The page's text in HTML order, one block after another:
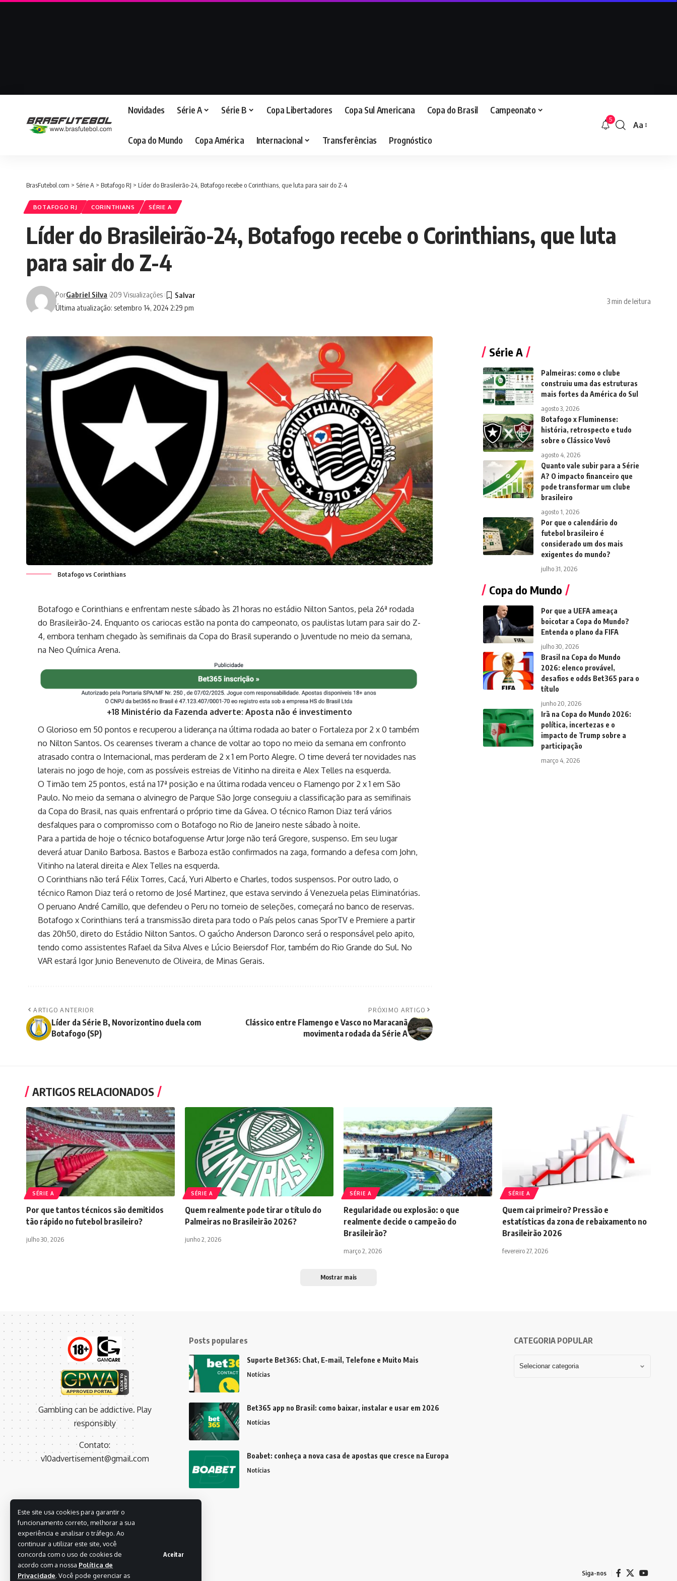
Este site usa cookies para garantir o
funcionamento correto, melhorar a sua
experiência e analisar o tráfego. Ao
continuar a utilizar este site, você
concorda com o uso de cookies de
acordo com a nossa Política de
Privacidade. Você pode gerenciar as
Aceitar
Novidades Série A Série B Copa Libertadores Copa Sul Americana Copa do Brasil Campeonato
Copa do Mundo Copa América Internacional Transferências Prognóstico
5
Aa
BrasFutebol.com > Série A > Botafogo RJ > Líder do Brasileirão-24, Botafogo recebe o Corinthians, que luta para sair do Z-4
BOTAFOGO RJ CORINTHIANS SÉRIE A
Líder do Brasileirão-24, Botafogo recebe o Corinthians, que luta
para sair do Z-4
Última atualização: setembro 14, 2024 2:29 pm
PorGabriel Silva 209 Visualizações
3 min de leitura
Botafogo vs Corinthians
Botafogo e Corinthians e enfrentam neste sábado às 21 horas no estádio Nilton Santos, pela 26ª rodada
do Brasileirão-24. Enquanto os cariocas estão na ponta do campeonato, os paulistas lutam para sair do Z-
4, embora tenham chegado às semifinais da Copa do Brasil superando o Juventude no meio da semana,
na Neo Química Arena.
+18 Ministério da Fazenda adverte: Aposta não é investimento
O Glorioso em 50 pontos e recuperou a liderança na última rodada ao bater o Fortaleza por 2 x 0 também
no Nilton Santos. Os cearenses tiveram a chance de voltar ao topo no meio da semana em confronto
atrasado contra o Internacional, mas perderam de 2 x 1 em Porto Alegre. O time deverá ter novidades nas
laterais no jogo de hoje, com as possíveis estreias de Vitinho na direita e Alex Telles na esquerda.
O Timão tem 25 pontos, está na 17ª posição e na última rodada venceu o Flamengo por 2 x 1 em São
Paulo. No meio da semana o alvinegro de Parque São Jorge conseguiu a classificação para as semifinais
da Copa do Brasil, nas quais enfrentará o próprio time da Gávea. O técnico Ramon Diaz terá vários
desfalques para o compromisso com o Botafogo no Rio de Janeiro neste sábado à noite.
Para a partida de hoje o técnico botafoguense Artur Jorge não terá Gregore, suspenso. Em seu lugar
deverá atuar Danilo Barbosa. Bastos e Barboza estão confirmados na zaga, formando a defesa com John,
Vitinho na lateral direita e Alex Telles na esquerda.
O Corinthians não terá Félix Torres, Cacá, Yuri Alberto e Charles, todos suspensos. Por outro lado, o
técnico Ramon Diaz terá o retorno de José Martinez, que estava servindo á Venezuela pelas Eliminatórias.
O peruano André Camillo, que defendeu o Peru no torneio de seleções, começará no banco de reservas.
Botafogo x Corinthians terá a transmissão direta para todo o País pelos canas SporTV e Premiere a partir
das 20h50, direto do Estádio Nilton Santos. O gaúcho Anderson Daronco será o responsável pelo apito,
tendo como assistentes Rafael da Silva Alves e Lúcio Beiersdof Flor, também do Rio Grande do Sul. No
VAR estará Igor Junio Benevenuto de Oliveira, de Minas Gerais.
ARTIGO ANTERIOR
Líder da Série B, Novorizontino duela com
Botafogo (SP)
PRÓXIMO ARTIGO
Clássico entre Flamengo e Vasco no Maracanã
movimenta rodada da Série A
Série A
Palmeiras: como o clube
construiu uma das estruturas
mais fortes da América do Sul
agosto 3, 2026
Botafogo x Fluminense:
história, retrospecto e tudo
sobre o Clássico Vovô
agosto 4, 2026
Quanto vale subir para a Série
A? O impacto financeiro que
pode transformar um clube
brasileiro
agosto 1, 2026
Por que o calendário do
futebol brasileiro é
considerado um dos mais
exigentes do mundo?
julho 31, 2026
Copa do Mundo
Por que a UEFA ameaça
boicotar a Copa do Mundo?
Entenda o plano da FIFA
julho 30, 2026
Brasil na Copa do Mundo
2026: elenco provável,
desafios e odds Bet365 para o
título
junho 20, 2026
Irã na Copa do Mundo 2026:
política, incertezas e o
impacto de Trump sobre a
participação
março 4, 2026
ARTIGOS RELACIONADOS
SÉRIE A
Por que tantos técnicos são demitidos
tão rápido no futebol brasileiro?
julho 30, 2026
SÉRIE A
Quem realmente pode tirar o título do
Palmeiras no Brasileirão 2026?
junho 2, 2026
SÉRIE A
Regularidade ou explosão: o que
realmente decide o campeão do
Brasileirão?
março 2, 2026
SÉRIE A
Quem cai primeiro? Pressão e
estatísticas da zona de rebaixamento no
Brasileirão 2026
fevereiro 27, 2026
Mostrar mais
Gambling can be addictive. Play
responsibly
Contato:
v10advertisement@gmail.com
Posts populares
Suporte Bet365: Chat, E-mail, Telefone e Muito Mais
Notícias
Bet365 app no Brasil: como baixar, instalar e usar em 2026
Notícias
Boabet: conheça a nova casa de apostas que cresce na Europa
Notícias
CATEGORIA POPULAR
Siga-nos